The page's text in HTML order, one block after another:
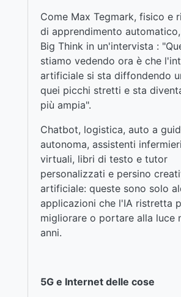
Come Max Tegmark, fisico e
di apprendimento
Big Think in un'intervista :
stiamo vedendo ora è che
artificiale si sta diffondendo
quei picchi stretti e sta
più ampia".
Chatbot, logistica, auto a
autonoma, assistenti
virtuali, libri di testo e tutor
personalizzati e persino
artificiale: queste sono solo
applicazioni che l'IA ristretta
migliorare o portare alla luce
anni.
5G e Internet delle cose